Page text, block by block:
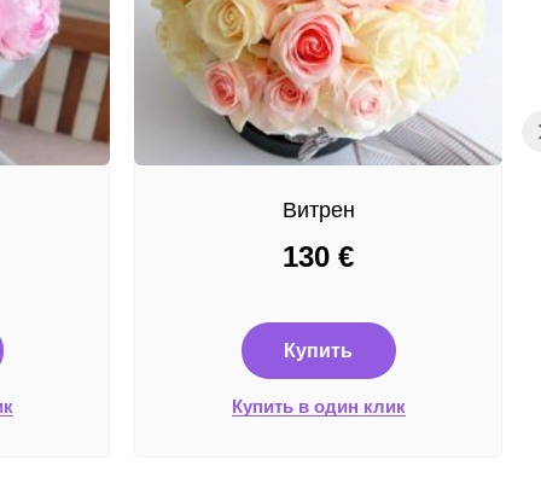
Витрен
130 €
Купить
Купить в один клик